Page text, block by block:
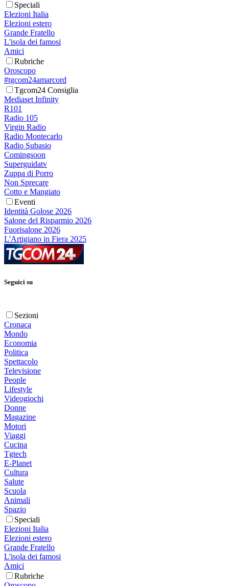
Speciali
Elezioni Italia
Elezioni estero
Grande Fratello
L'isola dei famosi
Amici
Rubriche
Oroscopo
#tgcom24amarcord
Tgcom24 Consiglia
Mediaset Infinity
R101
Radio 105
Virgin Radio
Radio Montecarlo
Radio Subasio
Comingsoon
Superguidatv
Zuppa di Porro
Non Sprecare
Cotto e Mangiato
Eventi
Identità Golose 2026
Salone del Risparmio 2026
Fuorisalone 2026
L'Artigiano in Fiera 2025
Seguici su
Sezioni
Cronaca
Mondo
Economia
Politica
Spettacolo
Televisione
People
Lifestyle
Videogiochi
Donne
Magazine
Motori
Viaggi
Cucina
Tgtech
E-Planet
Cultura
Salute
Scuola
Animali
Spazio
Speciali
Elezioni Italia
Elezioni estero
Grande Fratello
L'isola dei famosi
Amici
Rubriche